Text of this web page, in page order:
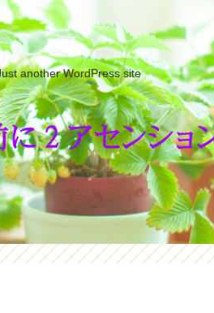
another WordPress site